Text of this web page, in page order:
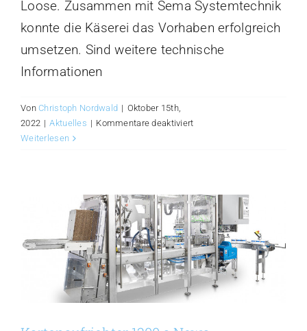
Loose. Zusammen mit Sema Systemtechnik
konnte die Käserei das Vorhaben erfolgreich
umsetzen. Sind weitere technische
Informationen
VonChristoph Nordwald | Oktober 15th,
2022 | Aktuelles | Kommentare deaktiviertfür
Weiterlesen